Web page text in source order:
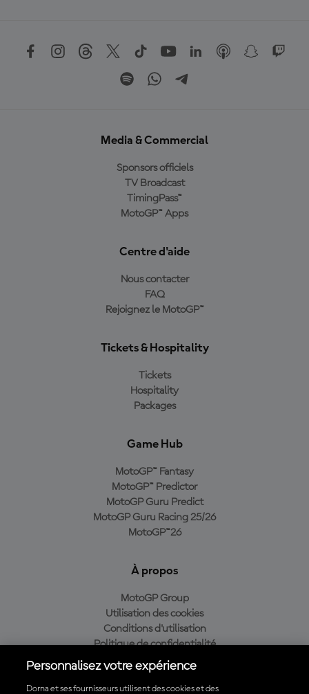
Media & Commercial
Sponsors officiels
TV Broadcast
TimingPass™
MotoGP™ Apps
Centre d'aide
Nous contacter
FAQ
Rejoignez le MotoGP™
Tickets & Hospitality
Tickets
Hospitality
Packages
Game Hub
MotoGP™ Fantasy
MotoGP™ Predictor
MotoGP Guru Predict
MotoGP Guru Racing 25/26
MotoGP™26
À propos
MotoGP Group
Utilisation des cookies
Conditions d'utilisation
Politique de confidentialité
Politique d’achat
Personnalisez votre expérience
Dorna et ses fournisseurs utilisent des cookies et des